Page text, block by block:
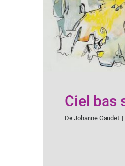
Ciel bas
De Johanne Gaudet |